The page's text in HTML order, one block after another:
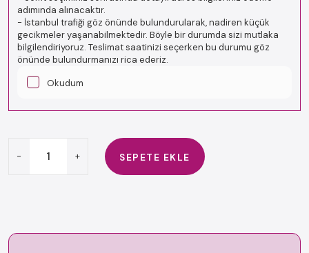
adımında alınacaktır.
- İstanbul trafiği göz önünde bulundurularak, nadiren küçük
gecikmeler yaşanabilmektedir. Böyle bir durumda sizi mutlaka
bilgilendiriyoruz. Teslimat saatinizi seçerken bu durumu göz
önünde bulundurmanızı rica ederiz.
Okudum
- + SEPETE EKLE